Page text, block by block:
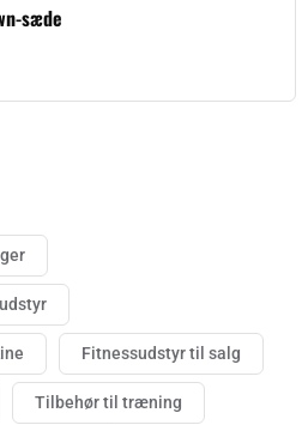
sæde
Fitnessudstyr til salg
Tilbehør til træning